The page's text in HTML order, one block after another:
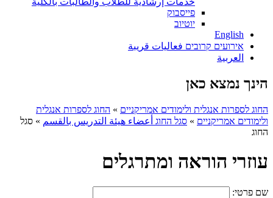
פייסבוק
יוטיוב
English
אירועים קרובים فعاليات قريبة
العربية
הינך נמצא כאן
החוג לספרות אנגלית ולימודים אמריקניים » החוג לספרות אנגלית
ולימודים אמריקניים » סגל החוג أعضاء هيئة التدريس بالقسم » סגל
החוג
עוזרי הוראה ומתרגלים
שם פרטי: